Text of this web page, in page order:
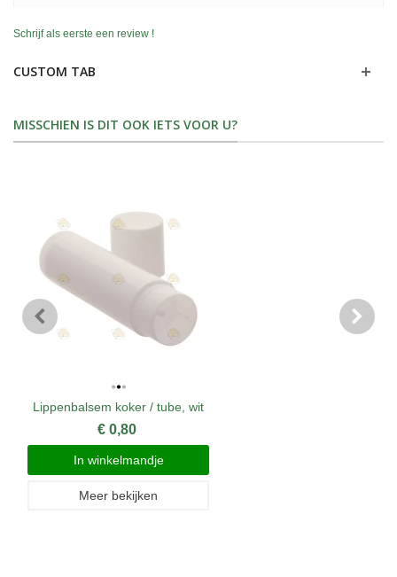
Schrijf als eerste een review !
CUSTOM TAB
MISSCHIEN IS DIT OOK IETS VOOR U?
Lippenbalsem koker / tube, wit
€ 0,80
In winkelmandje
Meer bekijken